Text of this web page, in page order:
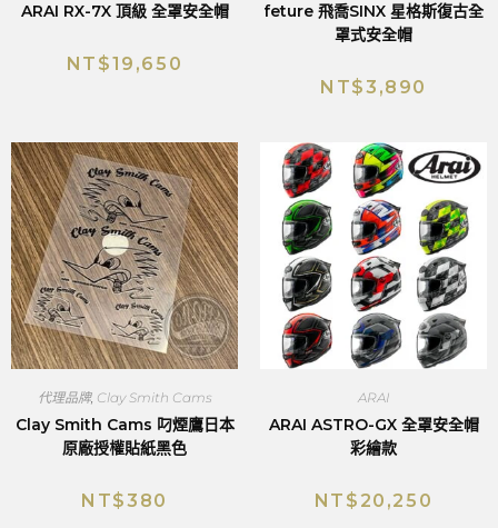
ARAI RX-7X 頂級 全罩安全帽
NT$19,650
feture 飛喬SINX 星格斯復古全
罩式安全帽
NT$3,890
代理品牌, Clay Smith Cams
Clay Smith Cams 叼煙鷹日本
原廠授權貼紙黑色
NT$380
ARAI
ARAI ASTRO-GX 全罩安全帽
彩繪款
NT$ 20,250